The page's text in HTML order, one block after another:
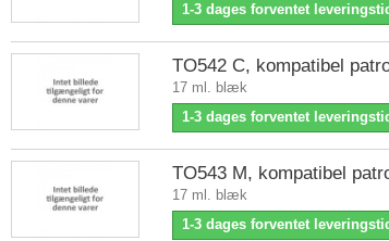
1-3 dages forventet
TO542 C, kompatibel
17 ml. blæk
1-3 dages forventet
TO543 M, kompatibel
17 ml. blæk
1-3 dages forventet